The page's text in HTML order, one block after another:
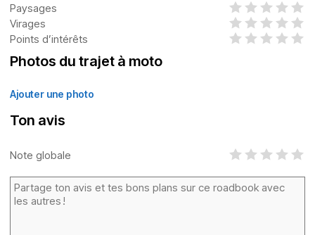
Paysages
Virages
Points d’intérêts
Photos du trajet à moto
Ajouter une photo
Ton avis
Note globale